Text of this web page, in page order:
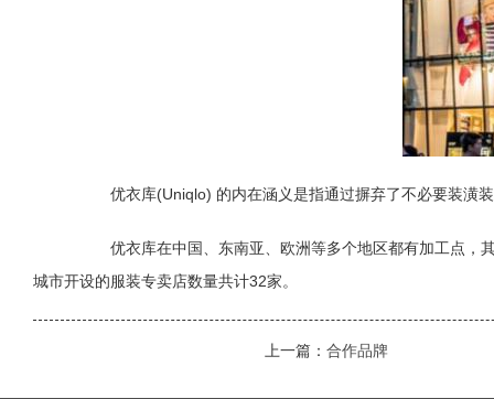
优衣库(Uniqlo) 的内在涵义是指通过摒弃了不必要装潢
优衣库在中国、东南亚、欧洲等多个地区都有加工点，其
城市开设的服装专卖店数量共计32家。
上一篇： 合作品牌